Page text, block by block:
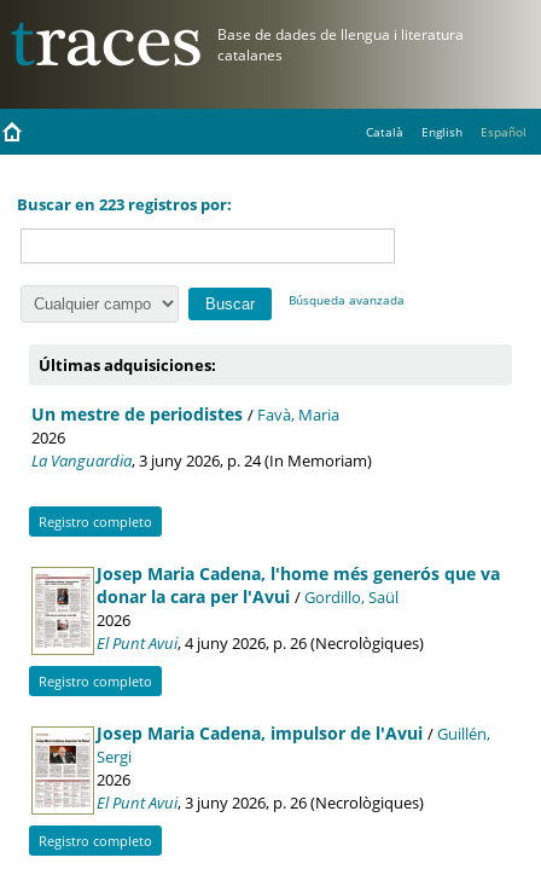
Català English Español
Buscar en 223 registros por:
Búsqueda avanzada
Últimas adquisiciones:
Un mestre de periodistes / Favà, Maria
2026
La Vanguardia, 3 juny 2026, p. 24 (In Memoriam)
Registro completo
Josep Maria Cadena, l'home més generós que va
donar la cara per l'Avui /Gordillo, Saül
2026
El Punt Avui, 4 juny 2026, p. 26 (Necrològiques)
Registro completo
Josep Maria Cadena, impulsor de l'Avui /Guillén,
Sergi
2026
El Punt Avui, 3 juny 2026, p. 26 (Necrològiques)
Registro completo